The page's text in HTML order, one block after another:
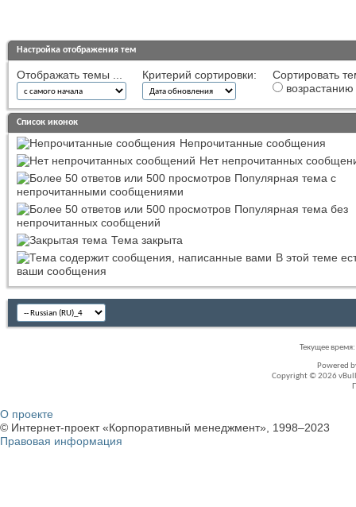
Настройка отображения тем
Отображать темы ... Критерий сортировки:
Сортировать
возрастанию
Список иконок
Непрочитанные сообщения
Нет непрочитанных
Популярная тема с
непрочитанными сообщениями
Популярная тема без
непрочитанных сообщений
Тема закрыта
В этой теме
ваши сообщения
Текущее время:
Powered
Copyright © 2026
О проекте
© Интернет-проект «Корпоративный менеджмент», 1998–2023
Правовая информация